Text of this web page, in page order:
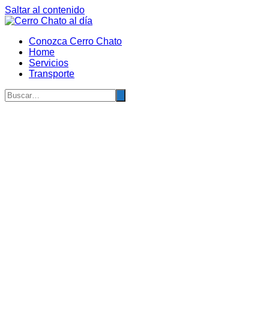
Saltar al contenido
Conozca Cerro Chato
Home
Servicios
Transporte